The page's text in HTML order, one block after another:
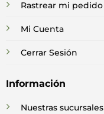
Rastrear mi pedido
Mi Cuenta
Cerrar Sesión
Información
Nuestras sucursales